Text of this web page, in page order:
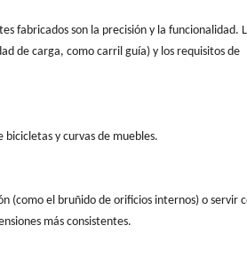
fabricados son la precisión y la funcionalidad.
de carga, como carril guía) y los requisitos de
y curvas de muebles.
(como el bruñido de orificios internos) o servir
más consistentes.